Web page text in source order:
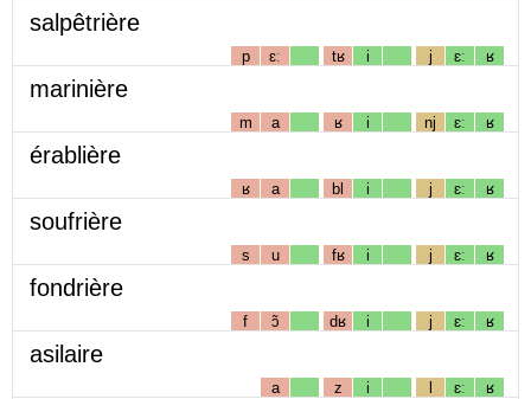
salpêtrière
p ɛː tʁ i j ɛː ʁ
marinière
m a ʁ i nj ɛː ʁ
érablière
ʁ a bl i j ɛː ʁ
soufrière
s u fʁ i j ɛː ʁ
fondrière
f ɔ̃ dʁ i j ɛː ʁ
asilaire
a z i l ɛː ʁ